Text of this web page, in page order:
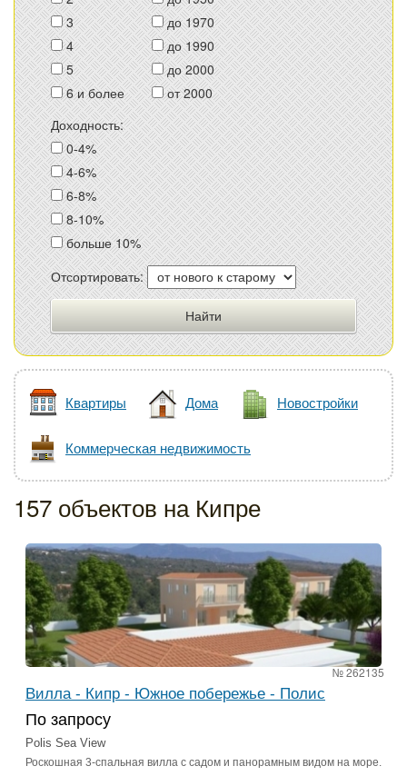
3
4
5
6 и более
до 1970
до 1990
до 2000
от 2000
Доходность:
0-4%
4-6%
6-8%
8-10%
больше 10%
Отсортировать:
Квартиры Дома Новостройки
Коммерческая недвижимость
157 объектов на Кипре
№ 262135
Вилла - Кипр - Южное побережье - Полис
По запросу
Polis Sea View
Роскошная 3-спальная вилла с садом и панорамным видом на море.